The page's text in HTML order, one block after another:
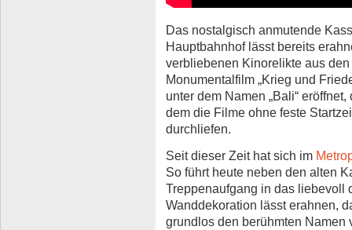
Das nostalgisch anmutende
Hauptbahnhof lässt bereits
verbliebenen Kinorelikte aus
Monumentalfilm „Krieg und
unter dem Namen „Bali“
dem die Filme ohne feste
durchliefen.
Seit dieser Zeit hat sich im
So führt heute neben den alten
Treppenaufgang in das liebevoll
Wanddekoration lässt erahnen,
grundlos den berühmten Namen